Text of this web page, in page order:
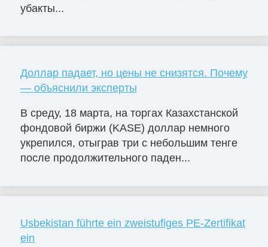
убакты...
Доллар падает, но цены не снизятся. Почему
— объяснили эксперты
В среду, 18 марта, на торгах Казахстанской
фондовой биржи (KASE) доллар немного
укрепился, отыграв три с небольшим тенге
после продолжительного паден...
Usbekistan führte ein zweistufiges PE-Zertifikat
ein